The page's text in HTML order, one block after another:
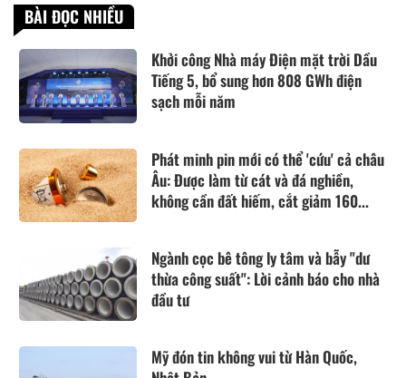
BÀI ĐỌC NHIỀU
Khởi công Nhà máy Điện mặt trời Dầu
Tiếng 5, bổ sung hơn 808 GWh điện
sạch mỗi năm
Phát minh pin mới có thể 'cứu' cả châu
Âu: Được làm từ cát và đá nghiền,
không cần đất hiếm, cắt giảm 160...
Ngành cọc bê tông ly tâm và bẫy "dư
thừa công suất": Lời cảnh báo cho nhà
đầu tư
Mỹ đón tin không vui từ Hàn Quốc,